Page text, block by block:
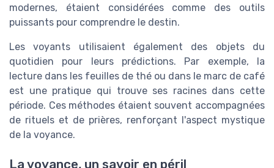
modernes, étaient considérées comme des outils
puissants pour comprendre le destin.
Les voyants utilisaient également des objets du
quotidien pour leurs prédictions. Par exemple, la
lecture dans les feuilles de thé ou dans le marc de café
est une pratique qui trouve ses racines dans cette
période. Ces méthodes étaient souvent accompagnées
de rituels et de prières, renforçant l'aspect mystique
de la voyance.
La voyance, un savoir en péril